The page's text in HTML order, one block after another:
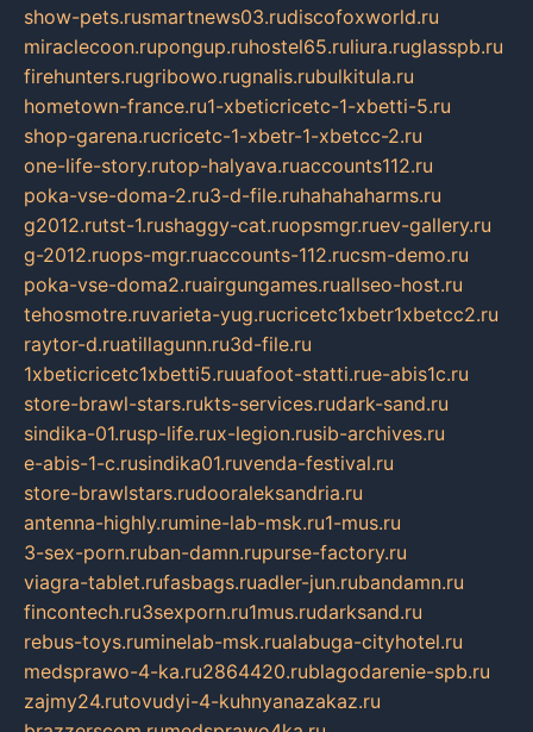
show-pets.rusmartnews03.rudiscofoxworld.ru
miraclecoon.rupongup.ruhostel65.ruliura.ruglasspb.ru
firehunters.rugribowo.rugnalis.rubulkitula.ru
hometown-france.ru1-xbeticricetc-1-xbetti-5.ru
shop-garena.rucricetc-1-xbetr-1-xbetcc-2.ru
one-life-story.rutop-halyava.ruaccounts112.ru
poka-vse-doma-2.ru3-d-file.ruhahahaharms.ru
g2012.rutst-1.rushaggy-cat.ruopsmgr.ruev-gallery.ru
g-2012.ruops-mgr.ruaccounts-112.rucsm-demo.ru
poka-vse-doma2.ruairgungames.ruallseo-host.ru
tehosmotre.ruvarieta-yug.rucricetc1xbetr1xbetcc2.ru
raytor-d.ruatillagunn.ru3d-file.ru
1xbeticricetc1xbetti5.ruuafoot-statti.rue-abis1c.ru
store-brawl-stars.rukts-services.rudark-sand.ru
sindika-01.rusp-life.rux-legion.rusib-archives.ru
e-abis-1-c.rusindika01.ruvenda-festival.ru
store-brawlstars.rudooraleksandria.ru
antenna-highly.rumine-lab-msk.ru1-mus.ru
3-sex-porn.ruban-damn.rupurse-factory.ru
viagra-tablet.rufasbags.ruadler-jun.rubandamn.ru
fincontech.ru3sexporn.ru1mus.rudarksand.ru
rebus-toys.ruminelab-msk.rualabuga-cityhotel.ru
medsprawo-4-ka.ru2864420.rublagodarenie-spb.ru
zajmy24.rutovudyi-4-kuhnyanazakaz.ru